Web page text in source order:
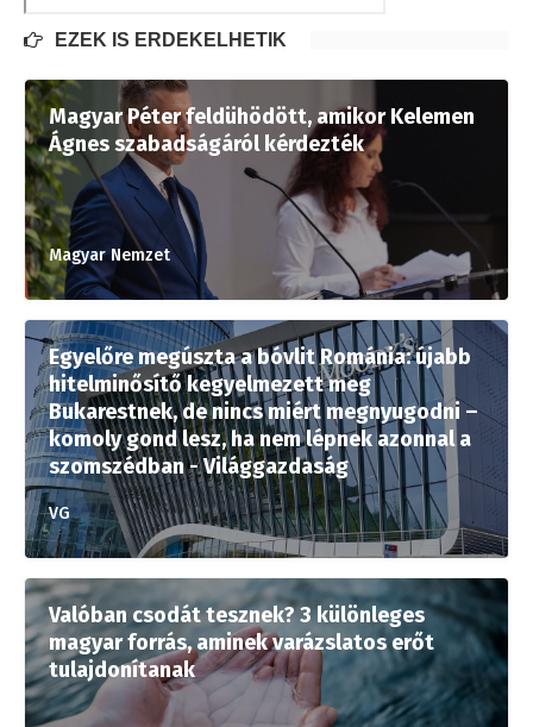
EZEK IS ÉRDEKELHETIK
Magyar Péter feldühödött, amikor Kelemen
Ágnes szabadságáról kérdezték
Magyar Nemzet
Egyelőre megúszta a bóvlit Románia: újabb
hitelminősítő kegyelmezett meg
Bukarestnek, de nincs miért megnyugodni –
komoly gond lesz, ha nem lépnek azonnal a
szomszédban - Világgazdaság
VG
Valóban csodát tesznek? 3 különleges
magyar forrás, aminek varázslatos erőt
tulajdonítanak